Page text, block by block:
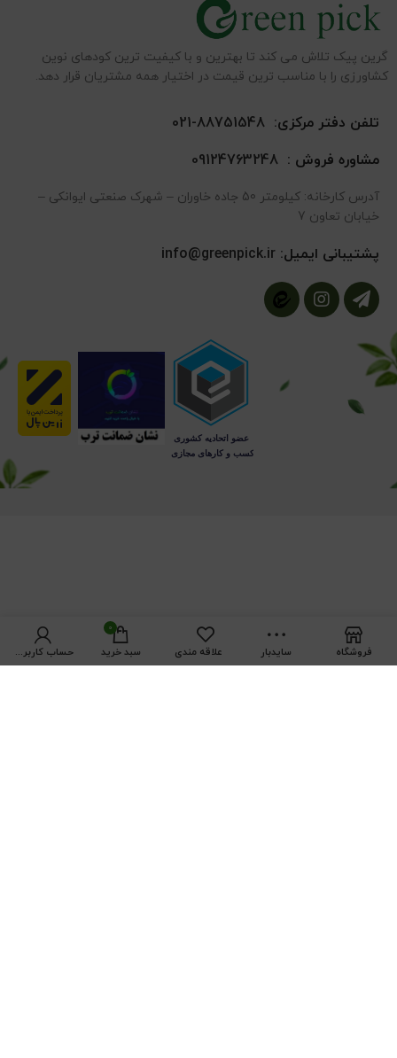
گرین پیک تلاش می کند تا بهترین و با کیفیت ترین کودهای نوین
کشاورزی را با مناسب ترین قیمت در اختیار همه مشتریان قرار دهد.
تلفن دفتر مرکزی:88751548-021
مشاوره فروش :09124763248
آدرس کارخانه: کیلومتر 50 جاده خاوران – شهرک صنعتی ایوانکی –
خیابان تعاون 7
پشتیبانی ایمیل:info@greenpick.ir
فروشگاه سایدبار علاقه مندی
0
سبد خرید حساب کاربری من